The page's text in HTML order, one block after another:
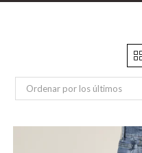
Ordenar por los últimos